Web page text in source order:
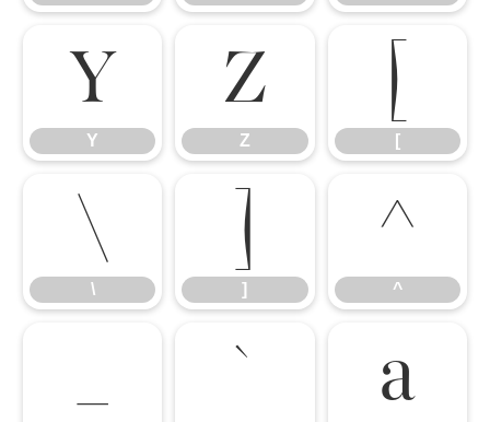
Y
Y
Z
Z
[
[
\
\
]
]
^
^
` a